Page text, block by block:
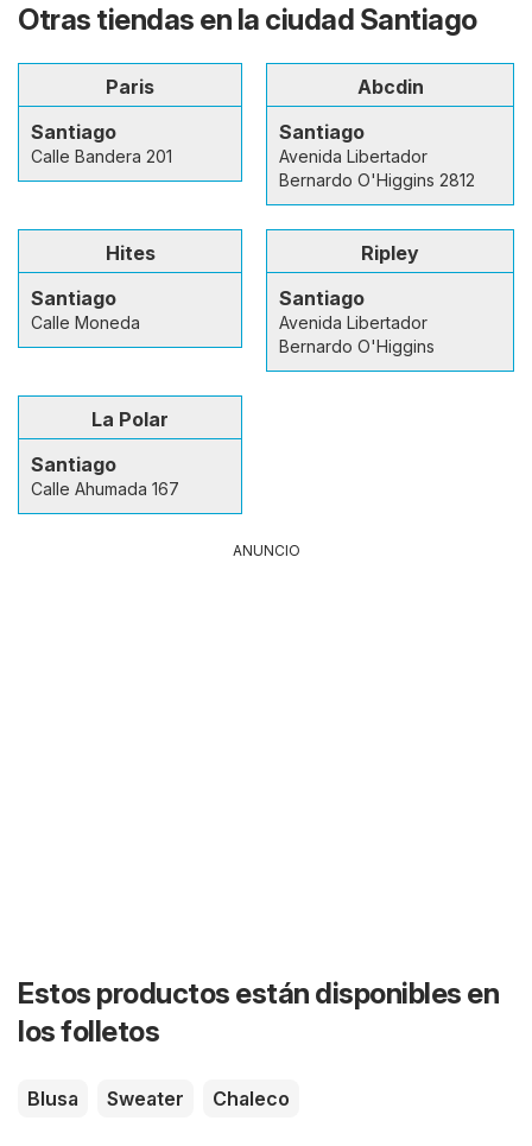
Otras tiendas en la ciudad Santiago
Paris
Santiago
Calle Bandera 201
Abcdin
Santiago
Avenida Libertador
Bernardo O'Higgins 2812
Hites
Santiago
Calle Moneda
Ripley
Santiago
Avenida Libertador
Bernardo O'Higgins
La Polar
Santiago
Calle Ahumada 167
ANUNCIO
Estos productos están disponibles en
los folletos
Blusa Sweater Chaleco